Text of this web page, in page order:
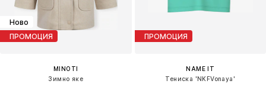
Ново
ПРОМОЦИЯ
MINOTI
Зимно яке
ПРОМОЦИЯ
NAME IT
Тениска 'NKFVonaya'